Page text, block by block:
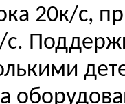
20к/с,
с.